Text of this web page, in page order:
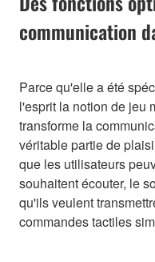
communication
Parce qu'elle a été
l'esprit la notion de jeu
transforme la
véritable partie de
que les utilisateurs
souhaitent écouter, le
qu'ils veulent
commandes tactiles